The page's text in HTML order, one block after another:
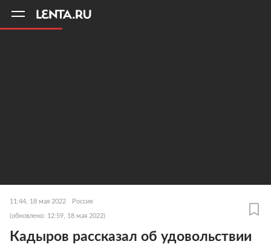
11:44, 18 мая 2022 Россия
(обновлено: 12:59, 18 мая 2022)
Кадыров рассказал об удовольствии